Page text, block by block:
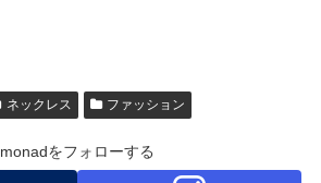
ネックレス ファッション
monadをフォローする